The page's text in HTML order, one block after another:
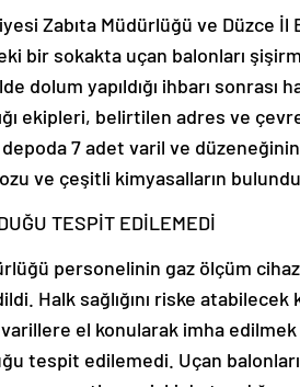
Zabıta Müdürlüğü ve Düzce
bir sokakta uçan balonları
dolum yapıldığı ihbarı
ekipleri, belirtilen adres ve
depoda 7 adet varil ve
ve çeşitli kimyasalların
TESPİT EDİLEMEDİ
personelinin gaz ölçüm
Halk sağlığını riske
el konularak imha
tespit edilemedi. Uçan